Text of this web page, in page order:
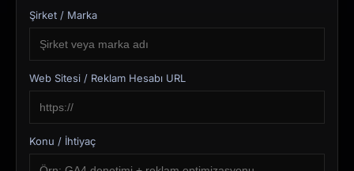
Şirket / Marka
Web Sitesi / Reklam Hesabı URL
Konu / İhtiyaç